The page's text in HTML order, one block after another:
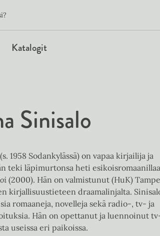
Katalogit
Sinisalo
1958 Sodankylässä) on vapaa kirjailija ja
teki läpimurtonsa heti
(2000). Hän on valmistunut (HuK)
kirjallisuustieteen draamalinjalta.
romaaneja, novelleja sekä radio-, tv- ja
Hän on opettanut ja luennoinut
useissa eri paikoissa.